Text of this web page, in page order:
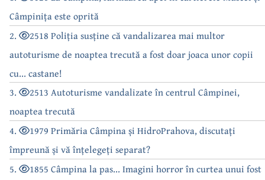
Câmpinița este oprită
2.
2518 Poliția susține că vandalizarea mai multor
autoturisme de noaptea trecută a fost doar joaca unor copii
cu... castane!
3.
2513 Autoturisme vandalizate în centrul Câmpinei,
noaptea trecută
4.
1979 Primăria Câmpina și HidroPrahova, discutați
împreună și vă înțelegeți separat?
5.
1855 Câmpina la pas... Imagini horror în curtea unui fost